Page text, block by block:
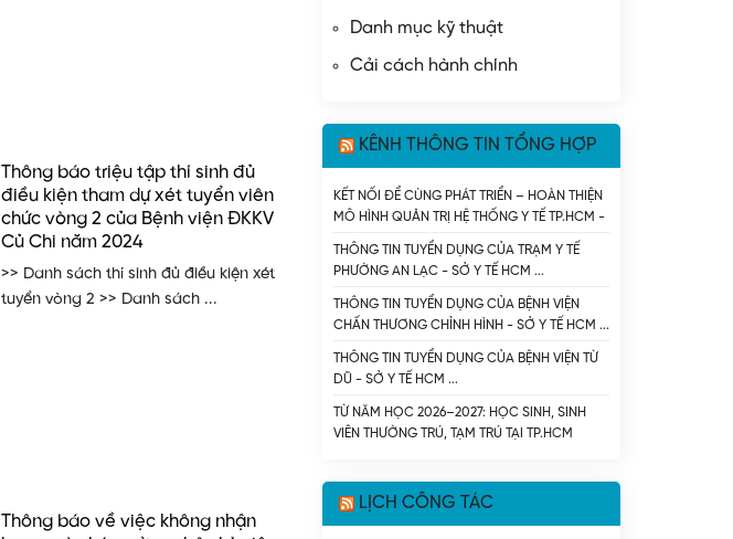
Thông báo triệu tập thí sinh đủ
điều kiện tham dự xét tuyển viên
chức vòng 2 của Bệnh viện ĐKKV
Củ Chi năm 2024
>> Danh sách thí sinh đủ điều kiện xét
tuyển vòng 2 >> Danh sách ...
Thông báo về việc không nhận
Danh mục kỹ thuật
Cải cách hành chính
KÊNH THÔNG TIN TỔNG HỢP
KẾT NỐI ĐỂ CÙNG PHÁT TRIỂN – HOÀN THIỆN
MÔ HÌNH QUẢN TRỊ HỆ THỐNG Y TẾ TP.HCM -
SỞ Y TẾ HCM
THÔNG TIN TUYỂN DỤNG CỦA TRẠM Y TẾ
PHƯỜNG AN LẠC - SỞ Y TẾ HCM
THÔNG TIN TUYỂN DỤNG CỦA BỆNH VIỆN
CHẤN THƯƠNG CHỈNH HÌNH - SỞ Y TẾ HCM
THÔNG TIN TUYỂN DỤNG CỦA BỆNH VIỆN TỪ
DŨ - SỞ Y TẾ HCM
TỪ NĂM HỌC 2026–2027: HỌC SINH, SINH
VIÊN THƯỜNG TRÚ, TẠM TRÚ TẠI TP.HCM
LỊCH CÔNG TÁC